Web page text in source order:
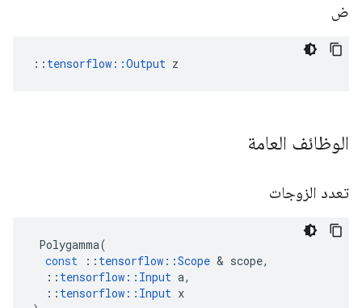
ض
:: tensorflow::Output z
الوظائف العامة
تعدد الزوجات
Polygamma(
const
:: tensorflow ::Scope & scope,
:: tensorflow :: Input a,
:: tensorflow :: Input x